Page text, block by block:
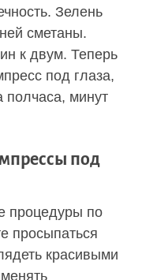
Зелень
сметаны.
к двум. Теперь
под глаза,
полчаса, минут
под
процедуры по
просыпаться
красивыми